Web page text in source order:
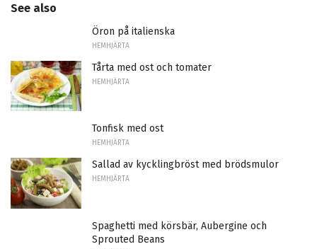
See also
Öron på italienska
HEMHJÄRTA
Tårta med ost och tomater
HEMHJÄRTA
Tonfisk med ost
HEMHJÄRTA
Sallad av kycklingbröst med brödsmulor
HEMHJÄRTA
Spaghetti med körsbär, Aubergine och
Sprouted Beans